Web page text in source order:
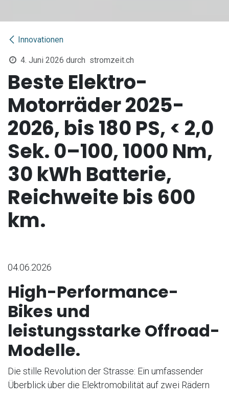
Innovationen
4. Juni 2026 durch stromzeit.ch
Beste Elektro-
Motorräder 2025-
2026, bis 180 PS, < 2,0
Sek. 0–100, 1000 Nm,
30 kWh Batterie,
Reichweite bis 600
km.
04.06.2026
High-Performance-
Bikes und
leistungsstarke Offroad-
Modelle.
Die stille Revolution der Strasse: Ein umfassender
Überblick über die Elektromobilität auf zwei Rädern